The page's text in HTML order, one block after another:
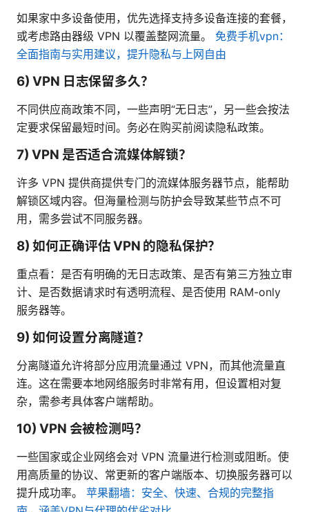
如果家中多设备使用，优先选择支持多设备连接的套餐，
或考虑路由器级 VPN 以覆盖整网流量。 免费手机vpn：
全面指南与实用建议，提升隐私与上网自由
6) VPN 日志保留多久？
不同供应商政策不同，一些声明“无日志”，另一些会按法
定要求保留最短时间。务必在购买前阅读隐私政策。
7) VPN 是否适合流媒体解锁？
许多 VPN 提供商提供专门的流媒体服务器节点，能帮助
解锁区域内容。但海量检测与防护会导致某些节点不可
用，需多尝试不同服务器。
8) 如何正确评估 VPN 的隐私保护？
重点看：是否有明确的无日志政策、是否有第三方独立审
计、是否数据请求时有透明流程、是否使用 RAM-only
服务器等。
9) 如何设置分离隧道？
分离隧道允许将部分应用流量通过 VPN，而其他流量直
连。这在需要本地网络服务时非常有用，但设置相对复
杂，需参考具体客户端帮助。
10) VPN 会被检测吗？
一些国家或企业网络会对 VPN 流量进行检测或阻断。使
用高质量的协议、常更新的客户端版本、切换服务器可以
提升成功率。 苹果翻墙：安全、快速、合规的完整指